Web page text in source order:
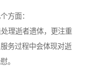
方面：
理逝者遗体，更注重
务过程中会体现对逝
。